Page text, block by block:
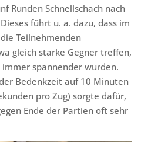
Runden Schnellschach nach
führt u. a. dazu, dass im
Teilnehmenden
gleich starke Gegner treffen,
spannender wurden.
Bedenkzeit auf 10 Minuten
pro Zug) sorgte dafür,
Ende der Partien oft sehr